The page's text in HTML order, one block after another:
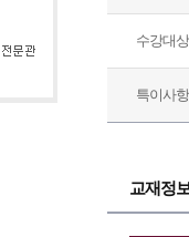
수강대상
특이사항
교재정